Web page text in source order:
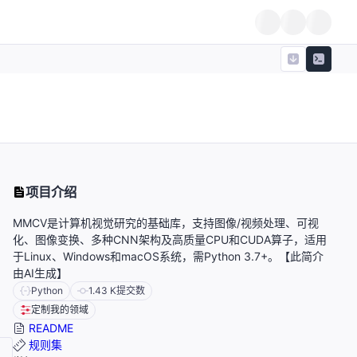
项目介绍
MMCV是计算机视觉研究的基础库，支持图像/视频处理、可视
化、图像变换、多种CNN架构及高质量CPU和CUDA算子，适用
于Linux、Windows和macOS系统，需Python 3.7+。【此简介
由AI生成】
Python 1.43 K提交数
定制我的领域
README
规则集